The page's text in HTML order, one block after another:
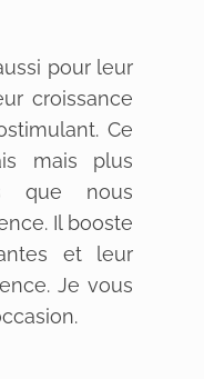
pour leur
croissance
Ce
mais plus
que nous
Il booste
et leur
Je vous